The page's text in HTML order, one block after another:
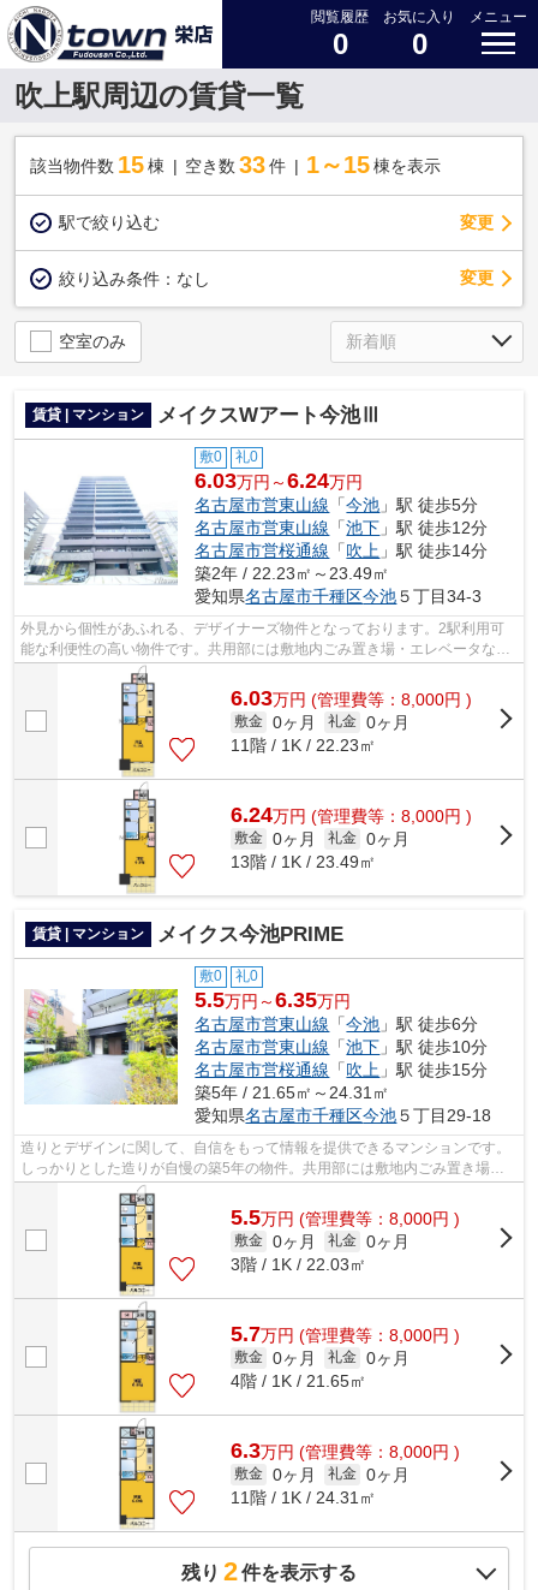
閲覧履歴
0
お気に入り
0
メニュー
吹上駅周辺の賃貸一覧
該当物件数 15棟 空き数 33 件 1～15 棟を表示
駅で絞り込む 変更
絞り込み条件： なし 変更
空室のみ
賃貸 | マンション メイクスWアート今池Ⅲ
敷0 礼0
6.03万円～6.24万円
名古屋市営東山線 「今池 」駅 徒歩5分
名古屋市営東山線 「池下 」駅 徒歩12分
名古屋市営桜通線 「吹上 」駅 徒歩14分
築2年 / 22.23㎡～23.49㎡
愛知県名古屋市千種区今池５丁目34-3
外見から個性があふれる、デザイナーズ物件となっております。2駅利用可
能な利便性の高い物件です。共用部には敷地内ごみ置き場・エレベータなど
様々な設備やサービスが揃っているので...
6.03万円 (管理費等：8,000円 )
敷金 0ヶ月 礼金 0ヶ月
11階 / 1K / 22.23㎡
6.24万円 (管理費等：8,000円 )
敷金 0ヶ月 礼金 0ヶ月
13階 / 1K / 23.49㎡
賃貸 | マンション メイクス今池PRIME
敷0 礼0
5.5万円～6.35万円
名古屋市営東山線 「今池 」駅 徒歩6分
名古屋市営東山線 「池下 」駅 徒歩10分
名古屋市営桜通線 「吹上 」駅 徒歩15分
築5年 / 21.65㎡～24.31㎡
愛知県名古屋市千種区今池５丁目29-18
造りとデザインに関して、自信をもって情報を提供できるマンションです。
しっかりとした造りが自慢の築5年の物件。共用部には敷地内ごみ置き場・
エレベータ2基など様々な設備やサービ...
5.5万円 (管理費等：8,000円 )
敷金 0ヶ月 礼金 0ヶ月
3階 / 1K / 22.03㎡
5.7万円 (管理費等：8,000円 )
敷金 0ヶ月 礼金 0ヶ月
4階 / 1K / 21.65㎡
6.3万円 (管理費等：8,000円 )
敷金 0ヶ月 礼金 0ヶ月
11階 / 1K / 24.31㎡
残り 2件を表示する